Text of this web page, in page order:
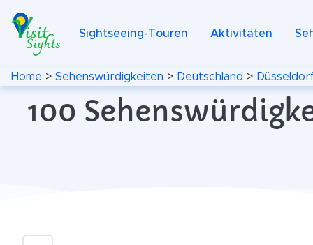
Sightseeing-Touren Aktivitäten
Home > Sehenswürdigkeiten > Deutschland >
100